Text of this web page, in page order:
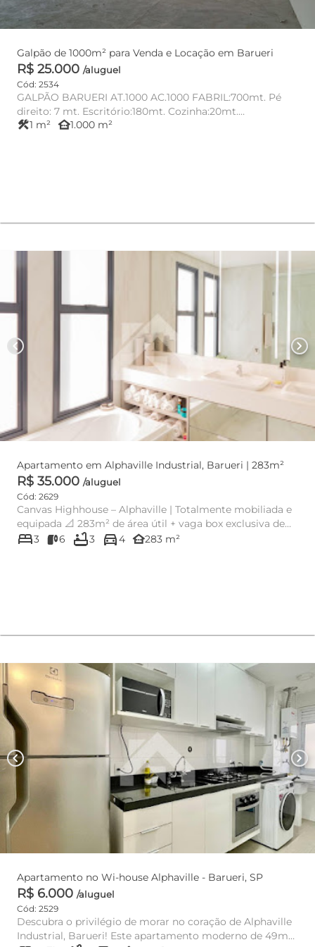
Galpão de 1000m² para Venda e Locação em Barueri
R$ 25.000 /aluguel
Cód: 2534
GALPÃO BARUERI AT.1000 AC.1000 FABRIL:700mt. Pé
direito: 7 mt. Escritório:180mt. Cozinha:20mt.
Refeitório:30mt. Depósi...
construction1 m² other_houses1.000 m²
chevron_left chevron_right
Apartamento em Alphaville Industrial, Barueri | 283m²
R$ 35.000 /aluguel
Cód: 2629
Canvas Highhouse – Alphaville | Totalmente mobiliada e
equipada 📐 283m² de área útil + vaga box exclusiva de
58m² 🏙️...
bed3 6 bathtub3 directions_car4 other_houses283 m²
chevron_left chevron_right
Apartamento no Wi-house Alphaville - Barueri, SP
R$ 6.000 /aluguel
Cód: 2529
Descubra o privilégio de morar no coração de Alphaville
Industrial, Barueri! Este apartamento moderno de 49m²